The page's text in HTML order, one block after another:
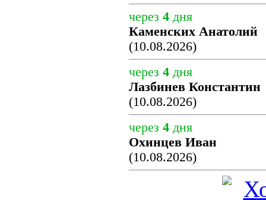
через 4 дня
Каменских Анатолий
(10.08.2026)
через 4 дня
Лазбинев Константин
(10.08.2026)
через 4 дня
Охинцев Иван
(10.08.2026)